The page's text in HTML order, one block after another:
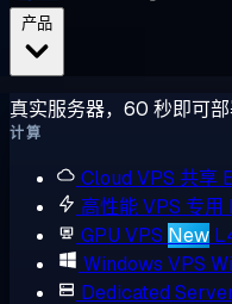
真实服务器，60 秒即可部
计算
Cloud VPS 共享
高性能 VPS 专用
GPU VPS New
Windows VPS
Dedicated